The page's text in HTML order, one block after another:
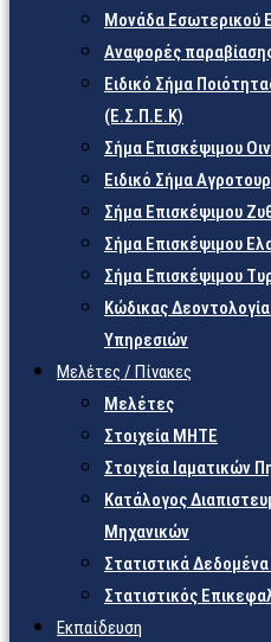
Μονάδα Εσωτερικού
Αναφορές
Ειδικό Σήμα
(Ε.Σ.Π.Ε.Κ)
Σήμα Επισκέψιμου
Ειδικό Σήμα
Σήμα Επισκέψιμου
Σήμα Επισκέψιμου
Σήμα Επισκέψιμου
Κώδικας
Υπηρεσιών
Μελέτες / Πίνακες
Μελέτες
Στοιχεία ΜΗΤΕ
Στοιχεία Ιαματικών
Κατάλογος
Μηχανικών
Στατιστικά
Στατιστικός
Εκπαίδευση